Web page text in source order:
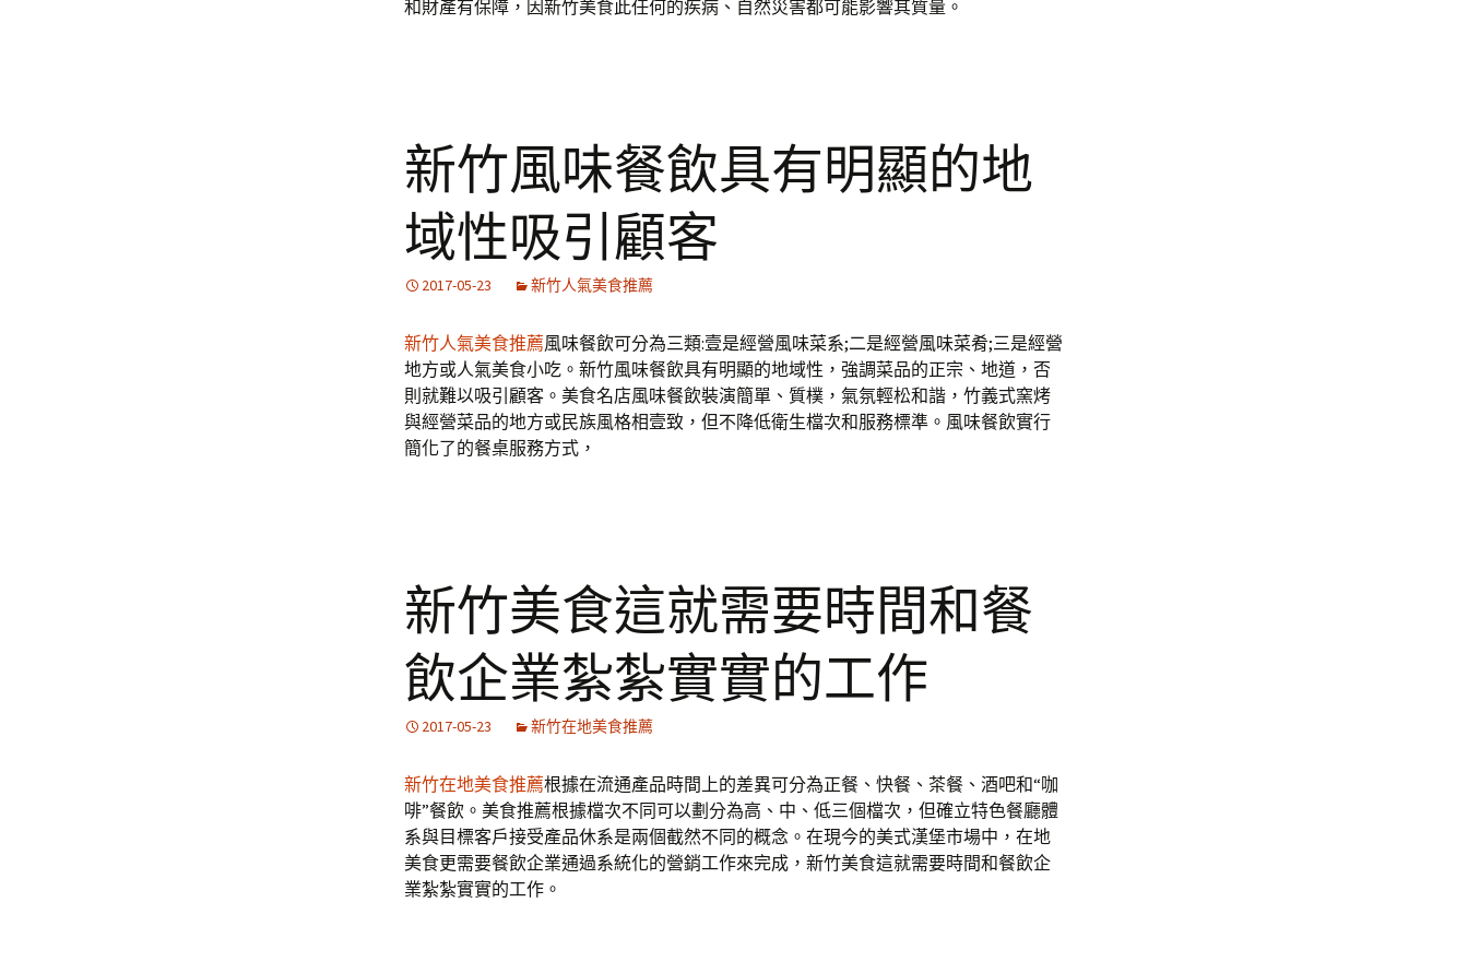
和財產有保障，因新竹美食此任何的疾病、自然災害都可能影響其質量。
新竹風味餐飲具有明顯的地
域性吸引顧客
2017-05-23 新竹人氣美食推薦
新竹人氣美食推薦風味餐飲可分為三類:壹是經營風味菜系;二是經營風味菜肴;三是經營
地方或人氣美食小吃。新竹風味餐飲具有明顯的地域性，強調菜品的正宗、地道，否
則就難以吸引顧客。美食名店風味餐飲裝演簡單、質樸，氣氛輕松和諧，竹義式窯烤
與經營菜品的地方或民族風格相壹致，但不降低衛生檔次和服務標準。風味餐飲實行
簡化了的餐桌服務方式，
新竹美食這就需要時間和餐
飲企業紮紮實實的工作
2017-05-23 新竹在地美食推薦
新竹在地美食推薦根據在流通產品時間上的差異可分為正餐、快餐、茶餐、酒吧和“咖
啡”餐飲。美食推薦根據檔次不同可以劃分為高、中、低三個檔次，但確立特色餐廳體
系與目標客戶接受產品休系是兩個截然不同的概念。在現今的美式漢堡市場中，在地
美食更需要餐飲企業通過系統化的營銷工作來完成，新竹美食這就需要時間和餐飲企
業紮紮實實的工作。